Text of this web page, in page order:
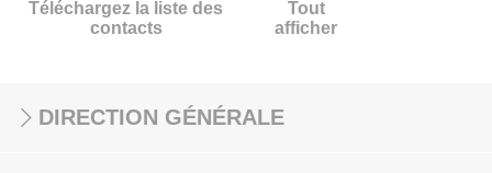
Téléchargez la liste des
contacts
Tout
afficher
DIRECTION GÉNÉRALE